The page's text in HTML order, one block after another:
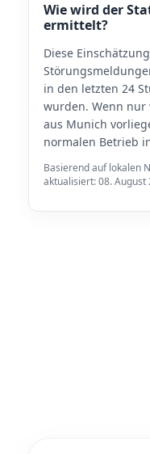
Wie wird der
ermittelt?
Diese
in den letzten 24
wurden. Wenn nur
aus Munich
normalen Betrieb
Basierend auf lokalen
aktualisiert: 08. August